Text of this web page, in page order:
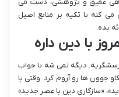
عمیق و پژوهشی، دست می
کنه با تکیه بر منابع اصیل
بده.
با دین داره
دیگه نمی شه با جواب
جوون ها رو آروم کرد. وقتی با
«سازگاری دین با عصر جدید»